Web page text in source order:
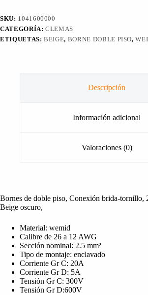
20A
WEIDMÜLLER
cantidad
SKU: 1041600000
CATEGORÍA:CLEMAS
ETIQUETAS:BEIGE, BORNE DOBLE PISO,
Descripción
Información adicional
Valoraciones (0)
Bornes de doble piso, Conexión brida-tornillo,
Beige oscuro,
Material: wemid
Calibre de 26 a 12 AWG
Sección nominal: 2.5 mm²
Tipo de montaje: enclavado
Corriente Gr C: 20A
Corriente Gr D: 5A
Tensión Gr C: 300V
Tensión Gr D:600V